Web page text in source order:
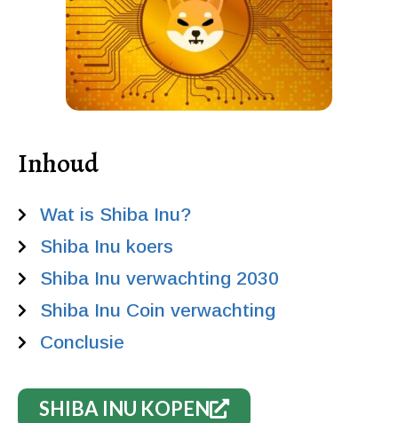
Inhoud
Wat is Shiba Inu?
Shiba Inu koers
Shiba Inu verwachting 2030
Shiba Inu Coin verwachting
Conclusie
SHIBA INU KOPEN